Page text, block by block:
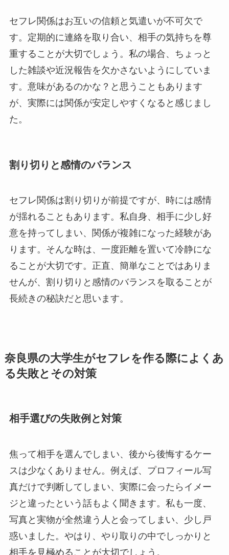
セフレ関係はお互いの信頼と気遣いが不可欠で
す。定期的に連絡を取り合い、相手の気持ちを尊
重することが大切でしょう。私の場合、ちょっと
した雑談や近況報告を欠かさないようにしていま
す。意味があるのかな？と思うこともあります
が、実際には関係が安定しやすくなると感じまし
た。
割り切りと感情のバランス
セフレ関係は割り切りが前提ですが、時には感情
が揺れることもあります。私自身、相手に少し好
意を持ってしまい、関係が複雑になった経験があ
ります。そんな時は、一度距離を置いて冷静にな
ることが大切です。正直、簡単なことではありま
せんが、割り切りと感情のバランスを取ることが
長続きの秘訣だと思います。
奈良県の大学生がセフレを作る際によくあ
る失敗とその対策
相手選びの失敗例と対策
焦って相手を選んでしまい、後から後悔するケー
スは少なくありません。例えば、プロフィール写
真だけで判断してしまい、実際に会ったらイメー
ジと違ったという話もよく聞きます。私も一度、
写真と実物が全然違う人と会ってしまい、少し戸
惑いました。やはり、やり取りの中でしっかりと
相手を見極めることが大切でしょう。